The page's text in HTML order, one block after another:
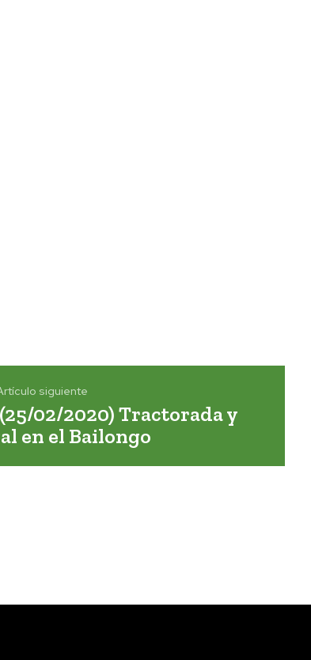
siguiente
02/2020) Tractorada y
en el Bailongo